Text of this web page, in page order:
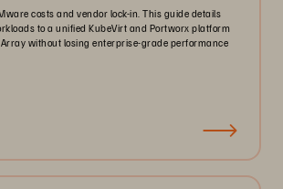
costs and vendor lock-in. This guide details
to a unified KubeVirt and Portworx platform
without losing enterprise-grade performance